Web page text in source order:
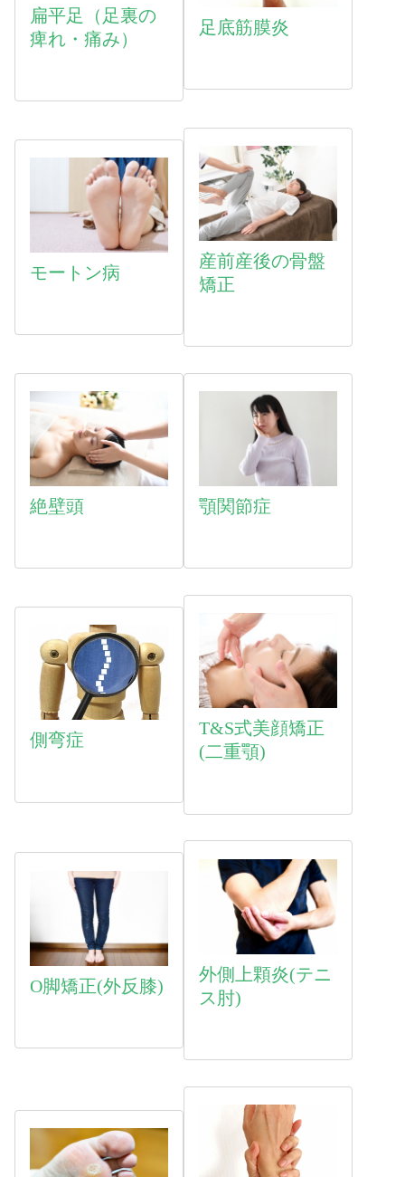
扁平足（足裏の
痺れ・痛み）
足底筋膜炎
モートン病
産前産後の骨盤
矯正
絶壁頭 顎関節症
側弯症
T&S式美顔矯正
(二重顎)
O脚矯正(外反膝)
外側上顆炎(テニ
ス肘)